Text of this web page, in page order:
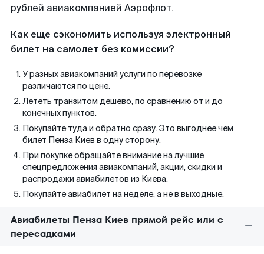
рублей авиакомпанией Аэрофлот.
Как еще сэкономить используя электронный
билет на самолет без комиссии?
У разных авиакомпаний услуги по перевозке
различаются по цене.
Лететь транзитом дешево, по сравнению от и до
конечных пунктов.
Покупайте туда и обратно сразу. Это выгоднее чем
билет Пенза Киев в одну сторону.
При покупке обращайте внимание на лучшие
спецпредложения авиакомпаний, акции, скидки и
распродажи авиабилетов из Киева.
Покупайте авиабилет на неделе, а не в выходные.
Авиабилеты Пенза Киев прямой рейс или с
пересадками